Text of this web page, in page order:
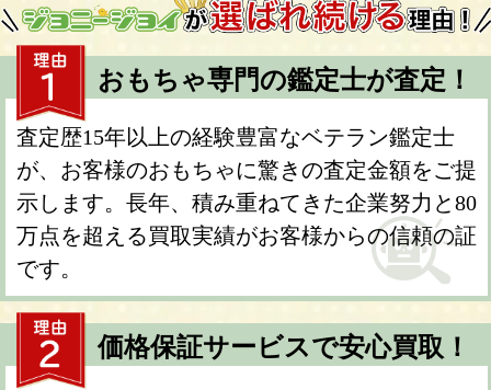
おもちゃ専門の鑑定士が査定！
査定歴15年以上の経験豊富なベテラン鑑定士
が、お客様のおもちゃに驚きの査定金額をご提
示します。長年、積み重ねてきた企業努力と80
万点を超える買取実績がお客様からの信頼の証
です。
価格保証サービスで安心買取！